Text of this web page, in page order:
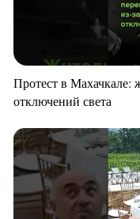
Протест в Махачкале:
отключений света